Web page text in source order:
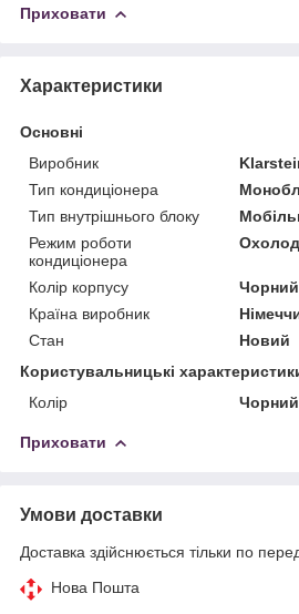
Приховати
Характеристики
Основні
Виробник
Тип кондиціонера
Тип внутрішнього блоку
Режим роботи
кондиціонера
Колір корпусу
Чорний
Країна виробник
Стан
Новий
Користувальницькі
Колір
Чорний
Приховати
Умови доставки
Доставка здійснюється тільки по
Нова Пошта